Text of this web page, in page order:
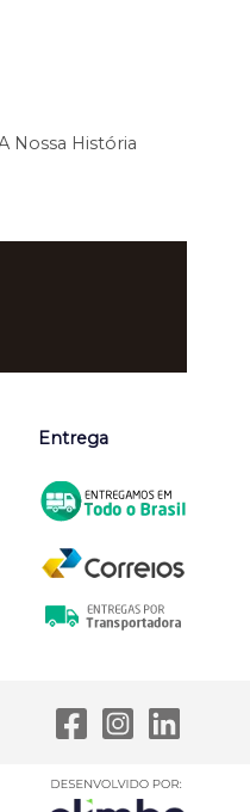
Nossa História
Entrega